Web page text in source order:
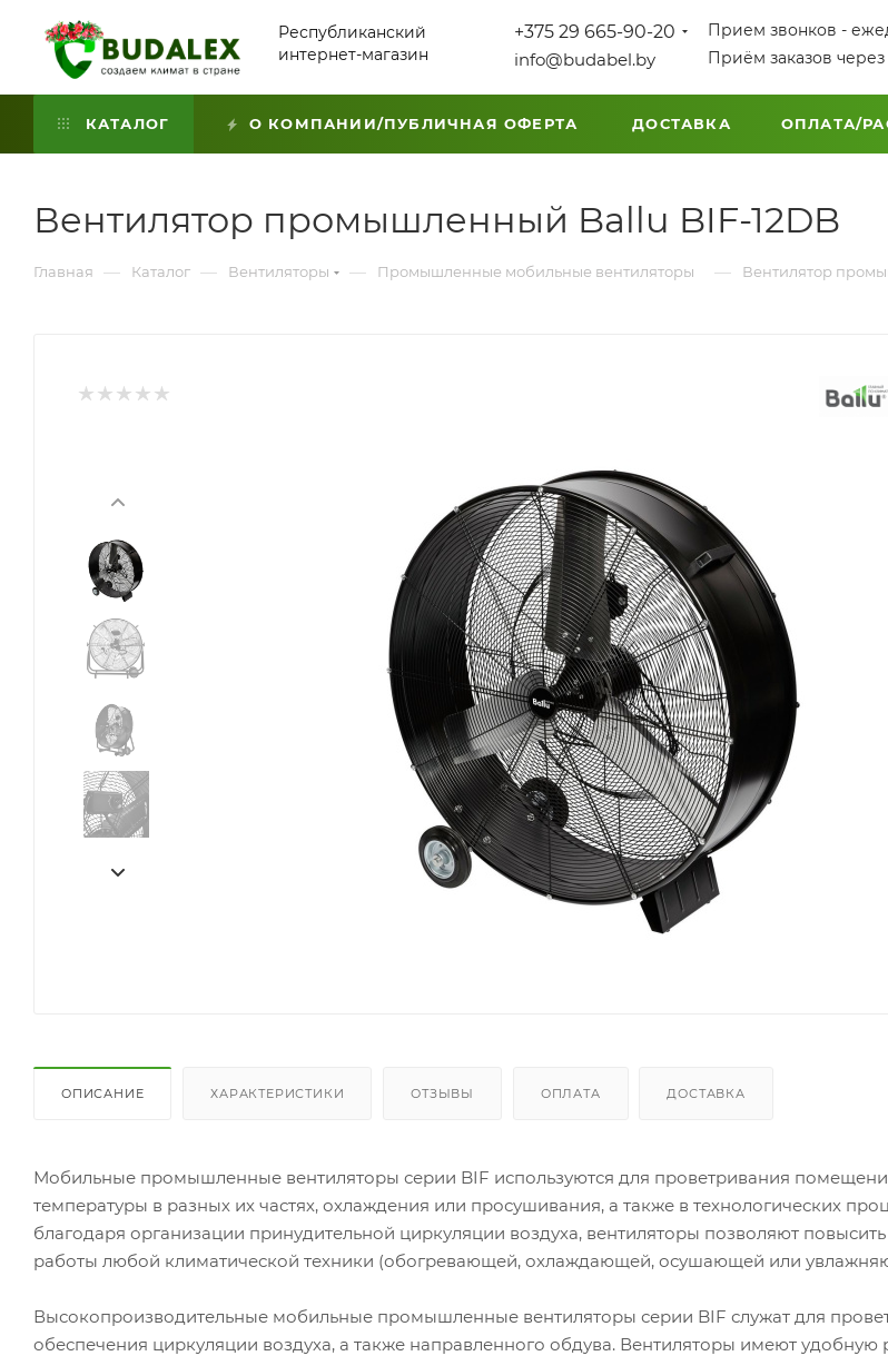
Республиканский
интернет-магазин
+375 29 665-90-20
info@budabel.by
Прием звонков -
Приём заказов
КАТАЛОГ О КОМПАНИИ/ПУБЛИЧНАЯ ОФЕРТА ДОСТАВКА ОПЛАТА/
Вентилятор промышленный Ballu BIF-12DB
Главная — Каталог — Вентиляторы — Промышленные мобильные вентиляторы — Вентилятор
ОПИСАНИЕ ХАРАКТЕРИСТИКИ ОТЗЫВЫ ОПЛАТА ДОСТАВКА
Мобильные промышленные вентиляторы серии BIF используются для проветривания
температуры в разных их частях, охлаждения или просушивания, а также в технологических
благодаря организации принудительной циркуляции воздуха, вентиляторы позволяют
работы любой климатической техники (обогревающей, охлаждающей, осушающей или
Высокопроизводительные мобильные промышленные вентиляторы серии BIF служат для
обеспечения циркуляции воздуха, а также направленного обдува. Вентиляторы имеют удобную